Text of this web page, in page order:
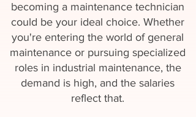
becoming a maintenance technician
could be your ideal choice. Whether
you're entering the world of general
maintenance or pursuing specialized
roles in industrial maintenance, the
demand is high, and the salaries
reflect that.